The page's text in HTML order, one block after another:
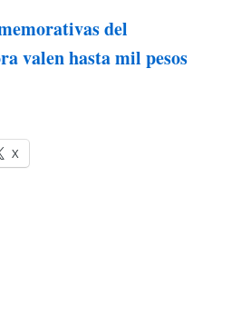
del
valen hasta mil pesos
X